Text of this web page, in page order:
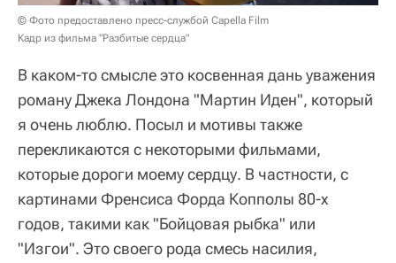
© Фото предоставлено пресс-службой Capella Film
Кадр из фильма "Разбитые сердца"
В каком-то смысле это косвенная дань уважения
роману Джека Лондона "Мартин Иден", который
я очень люблю. Посыл и мотивы также
перекликаются с некоторыми фильмами,
которые дороги моему сердцу. В частности, с
картинами Френсиса Форда Копполы 80-х
годов, такими как "Бойцовая рыбка" или
"Изгои". Это своего рода смесь насилия,